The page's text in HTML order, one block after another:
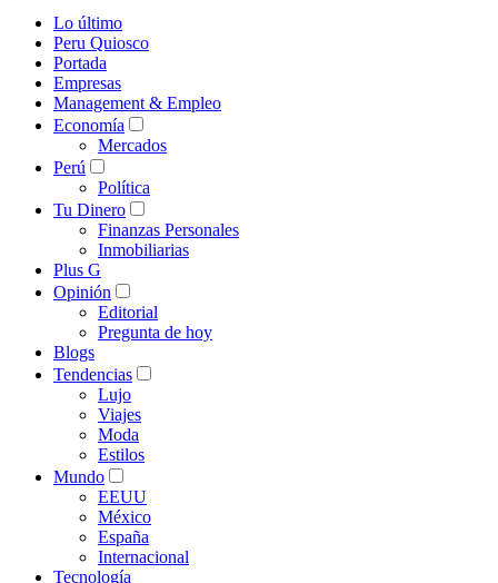
Lo último
Peru Quiosco
Portada
Empresas
Management & Empleo
Economía
Mercados
Perú
Política
Tu Dinero
Finanzas Personales
Inmobiliarias
Plus G
Opinión
Editorial
Pregunta de hoy
Blogs
Tendencias
Lujo
Viajes
Moda
Estilos
Mundo
EEUU
México
España
Internacional
Tecnología